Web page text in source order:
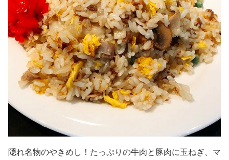
隠れ名物のやきめし！たっぷりの牛肉と豚肉に玉ねぎ、マ